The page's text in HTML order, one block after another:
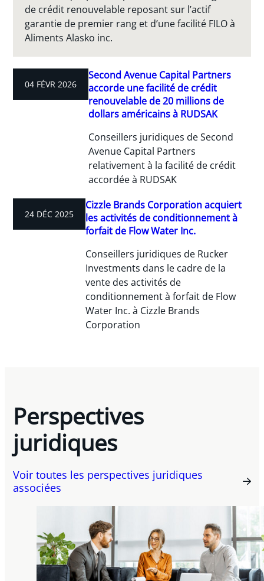
de crédit renouvelable reposant sur l’actif
garantie de premier rang et d’une facilité FILO à
Aliments Alasko inc.
04 FÉVR 2026
Second Avenue Capital Partners
accorde une facilité de crédit
renouvelable de 20 millions de
dollars américains à RUDSAK
Conseillers juridiques de Second
Avenue Capital Partners
relativement à la facilité de crédit
accordée à RUDSAK
24 DÉC 2025
Cizzle Brands Corporation acquiert
les activités de conditionnement à
forfait de Flow Water Inc.
Conseillers juridiques de Rucker
Investments dans le cadre de la
vente des activités de
conditionnement à forfait de Flow
Water Inc. à Cizzle Brands
Corporation
Perspectives
juridiques
Voir toutes les perspectives juridiques
associées